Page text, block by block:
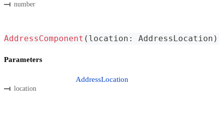
number
AddressComponent ( location : AddressLocation )
Parameters
location
AddressLocation